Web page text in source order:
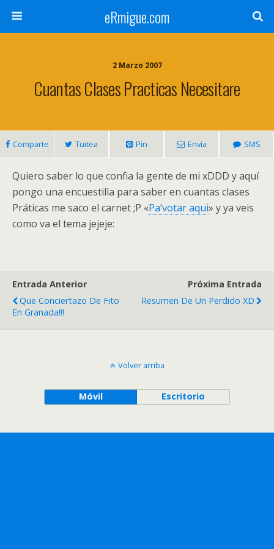
eRmigue.com
2 Marzo 2007
Cuantas Clases Practicas Necesitare
Comparte Tuitea Pin Envía SMS
Quiero saber lo que confia la gente de mi xDDD y aquí
pongo una encuestilla para saber en cuantas clases
Práticas me saco el carnet ;P «Pa’votar aqui» y ya veis
como va el tema jejeje:
Entrada Anterior
Que Conciertazo De Fito
En Granada!!!
Próxima Entrada
Resumen De Un Perdido XD
Volver arriba
Móvil Escritorio